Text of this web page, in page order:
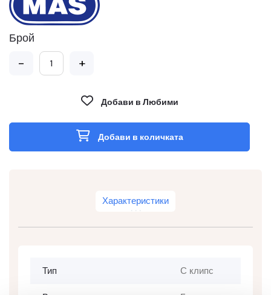
Брой
- +
Добави в Любими
Добави в количката
Характеристики
Тип С клипс